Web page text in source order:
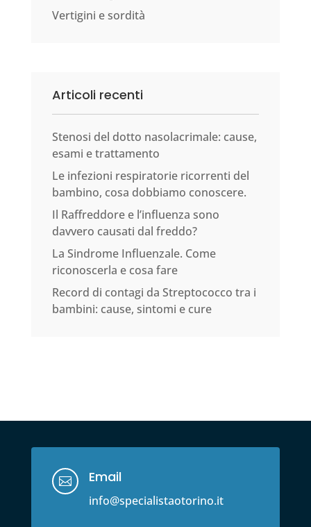
Vertigini e sordità
Articoli recenti
Stenosi del dotto nasolacrimale: cause,
esami e trattamento
Le infezioni respiratorie ricorrenti del
bambino, cosa dobbiamo conoscere.
Il Raffreddore e l’influenza sono
davvero causati dal freddo?
La Sindrome Influenzale. Come
riconoscerla e cosa fare
Record di contagi da Streptococco tra i
bambini: cause, sintomi e cure
 Email
info@specialistaotorino.it